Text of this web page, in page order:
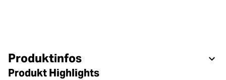
Produktinfos
Produkt Highlights